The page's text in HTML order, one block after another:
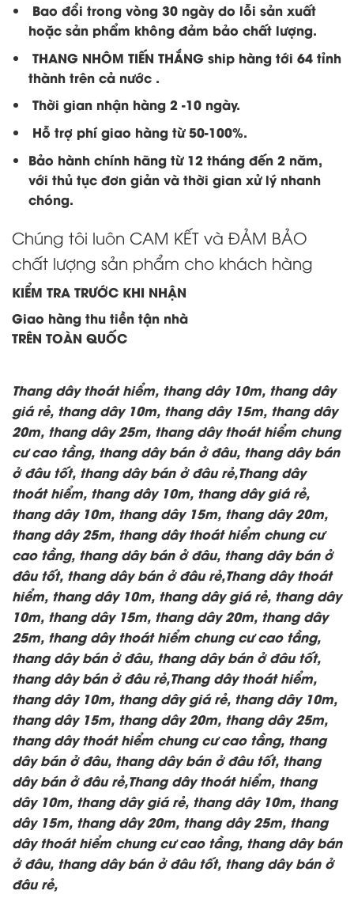
Bao đổi trong vòng 30 ngày do lỗi sản xuất
hoặc sản phẩm không đảm bảo chất lượng.
THANG NHÔM TIẾN THẮNG ship hàng tới 64 tỉnh
thành trên cả nước .
Thời gian nhận hàng 2 -10 ngày.
Hỗ trợ phí giao hàng từ 50-100%.
Bảo hành chính hãng từ 12 tháng đến 2 năm,
với thủ tục đơn giản và thời gian xử lý nhanh
chóng.
Chúng tôi luôn CAM KẾT và ĐẢM BẢO
chất lượng sản phẩm cho khách hàng
KIỂM TRA TRƯỚC KHI NHẬN
Giao hàng thu tiền tận nhà
TRÊN TOÀN QUỐC
Thang dây thoát hiểm, thang dây 10m, thang dây
giá rẻ, thang dây 10m, thang dây 15m, thang dây
20m, thang dây 25m, thang dây thoát hiểm chung
cư cao tầng, thang dây bán ở đâu, thang dây bán
ở đâu tốt, thang dây bán ở đâu rẻ,Thang dây
thoát hiểm, thang dây 10m, thang dây giá rẻ,
thang dây 10m, thang dây 15m, thang dây 20m,
thang dây 25m, thang dây thoát hiểm chung cư
cao tầng, thang dây bán ở đâu, thang dây bán ở
đâu tốt, thang dây bán ở đâu rẻ,Thang dây thoát
hiểm, thang dây 10m, thang dây giá rẻ, thang dây
10m, thang dây 15m, thang dây 20m, thang dây
25m, thang dây thoát hiểm chung cư cao tầng,
thang dây bán ở đâu, thang dây bán ở đâu tốt,
thang dây bán ở đâu rẻ,Thang dây thoát hiểm,
thang dây 10m, thang dây giá rẻ, thang dây 10m,
thang dây 15m, thang dây 20m, thang dây 25m,
thang dây thoát hiểm chung cư cao tầng, thang
dây bán ở đâu, thang dây bán ở đâu tốt, thang
dây bán ở đâu rẻ,Thang dây thoát hiểm, thang
dây 10m, thang dây giá rẻ, thang dây 10m, thang
dây 15m, thang dây 20m, thang dây 25m, thang
dây thoát hiểm chung cư cao tầng, thang dây bán
ở đâu, thang dây bán ở đâu tốt, thang dây bán ở
đâu rẻ,